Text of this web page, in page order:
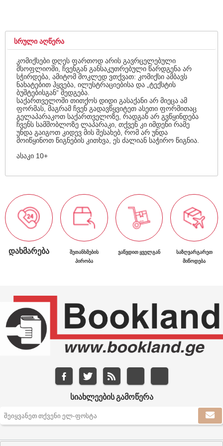
ᲡᲠᲣᲚᲘ ᲐᲦᲬᲔᲠᲐ
კომიქსები დღეს ფართოდ არის გავრცელებული
მსოფლიოში, ჩვენგან განსაკუთრებული წარდგენა არ
სჭირდება, ამიტომ მოკლედ ვთქვათ: კომიქსი ამბავს
ნახატებით ჰყვება, ილუსტრაციებისა და „ტექსტის
ბუშტებისგან“ შედგება.
საქართველოში თითქოს დიდი გასაქანი არ მიეცა ამ
ფორმას, მაგრამ ჩვენ გადავწყვიტეთ ასეთი ფორმითაც
გელაპარაკოთ საქართველოზე, რადგან არ გვწყინდება
ჩვენს სამშობლოზე ლაპარაკი, თქვენ კი იმდენი რამე
უნდა გაიგოთ კიდევ მის შესახებ, რომ არ უნდა
მოიწყინოთ წიგნების კითხვა, ეს ძალიან საჭირო წიგნია.
ასაკი 10+
ᲓᲐᲮᲛᲐᲠᲔᲑᲐ
ᲨᲔᲗᲐᲜᲮᲛᲔᲑᲘᲡ
ᲞᲘᲠᲝᲑᲐ
ᲕᲐᲬᲕᲓᲘᲗ ᲧᲕᲔᲚᲒᲐᲜ
ᲡᲐᲖᲦᲕᲐᲠᲒᲐᲠᲔᲗ
ᲛᲘᲬᲝᲓᲔᲑᲐ
ᲡᲘᲐᲮᲚᲔᲔᲑᲘᲡ ᲒᲐᲛᲝᲬᲔᲠᲐ